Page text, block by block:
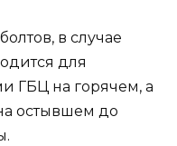
в случае
для
ГБЦ на горячем, а
остывшем до